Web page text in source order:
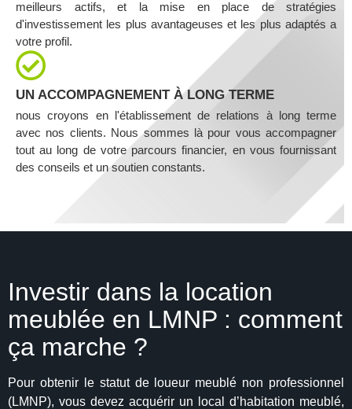
meilleurs actifs, et la mise en place de stratégies
d'investissement les plus avantageuses et les plus adaptés a
votre profil.
UN ACCOMPAGNEMENT À LONG TERME
nous croyons en l'établissement de relations à long terme
avec nos clients. Nous sommes là pour vous accompagner
tout au long de votre parcours financier, en vous fournissant
des conseils et un soutien constants.
Investir dans la location
meublée en LMNP : comment
ça marche ?
Pour obtenir le statut de loueur meublé non professionnel
(LMNP), vous devez acquérir un local d’habitation meublé,